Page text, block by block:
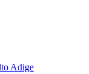
Adige